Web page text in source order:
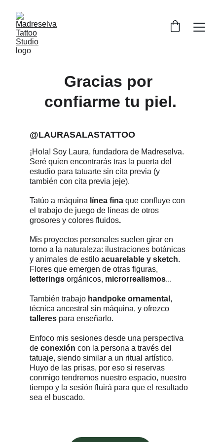
Gracias por
confiarme tu piel.
@LAURASALASTATTOO
¡Hola! Soy Laura, fundadora de Madreselva.
Seré quien encontrarás tras la puerta del
estudio para tatuarte sin cita previa (y
también con cita previa jeje).
Tatúo a máquina línea fina que confluye con
el trabajo de juego de líneas de otros
grosores y colores fluidos.
Mis proyectos personales suelen girar en
torno a la naturaleza: ilustraciones botánicas
y animales de estilo acuarelable y sketch.
Flores que emergen de otras figuras,
letterings orgánicos, microrrealismos...
También trabajo handpoke ornamental ,
técnica ancestral sin máquina, y ofrezco
talleres para enseñarlo.
Enfoco mis sesiones desde una perspectiva
de conexión con la persona a través del
tatuaje, siendo similar a un ritual artístico.
Huyo de las prisas, por eso si reservas
conmigo tendremos nuestro espacio, nuestro
tiempo y la sesión fluirá para que el resultado
sea el buscado.